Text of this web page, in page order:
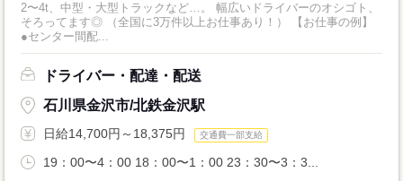
2〜4t、中型・大型トラックなど…。 幅広いドライバーのオシゴト、
そろってます◎ （全国に3万件以上お仕事あり！） 【お仕事の例】
●センター間配...
ドライバー・配達・配送
石川県金沢市/北鉄金沢駅
日給14,700円～18,375円 交通費一部支給
19：00〜4：00 18：00〜1：00 23：30〜3：3...